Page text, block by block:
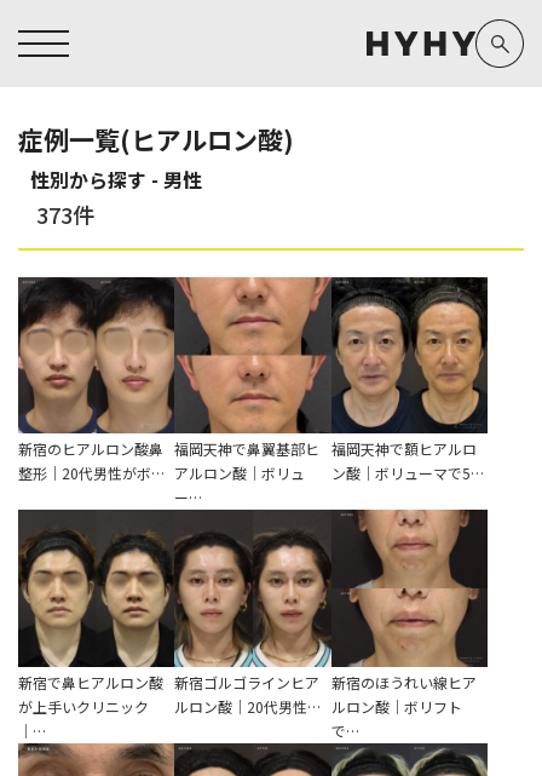
ヒアルロン酸注入症例一覧
アートメイク症例一覧
クリニック一覧
医師一覧
看護師一覧
お問い合わせ
プライバシーポリシー
未成年の方へ
規約
ヒアルロン酸注入
担当医師から探す
副田 周
高橋 希
東山 麻伊子
泉 洋平
辻橋 勇祐
阿部 竜介
Parts
部位から探す
製剤から探す
ザーフ(XERF)
ボラックス
ボリューマ
ボルベラ
ボライト
レナトゥスヒアルロン酸
ダイヤモンドフィール/ピ
ネハ
スネコス
症例一覧(ヒアルロン酸)
性別から探す - 男性
373件
新宿のヒアルロン酸鼻
整形｜20代男性がボ…
福岡天神で鼻翼基部ヒ
アルロン酸｜ボリュ
ー…
福岡天神で額ヒアルロ
ン酸｜ボリューマで5…
新宿で鼻ヒアルロン酸
が上手いクリニック
｜…
新宿ゴルゴラインヒア
ルロン酸｜20代男性…
新宿のほうれい線ヒア
ルロン酸｜ボリフト
で…